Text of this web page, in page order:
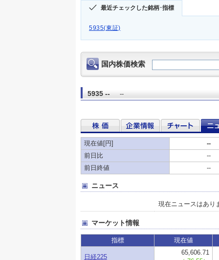
最近チェックした銘柄･指標
5935(東証)